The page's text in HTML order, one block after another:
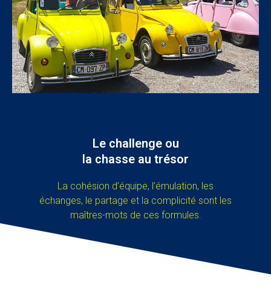
Le challenge ou
la chasse au trésor
La cohésion d’équipe, l’émulation, les
échanges, le partage et la complicité sont les
maîtres-mots de ces formules.